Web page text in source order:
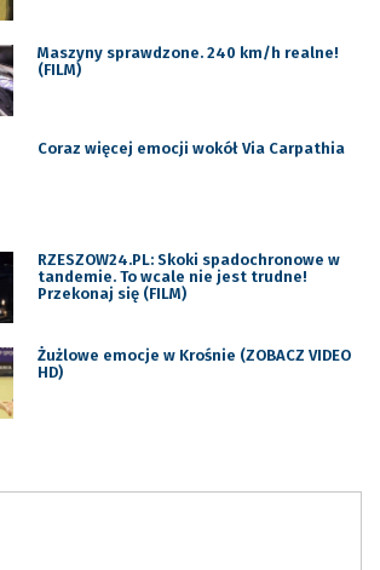
Maszyny sprawdzone. 240 km/h realne!
(FILM)
Coraz więcej emocji wokół Via Carpathia
RZESZOW24.PL: Skoki spadochronowe w
tandemie. To wcale nie jest trudne!
Przekonaj się (FILM)
Żużlowe emocje w Krośnie (ZOBACZ VIDEO
HD)